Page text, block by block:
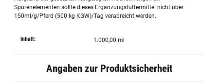
Spurenelementen sollte dieses Ergänzungsfuttermittel nicht über
150ml/g/Pferd (500 kg KGW)/Tag verabreicht werden.
Inhalt: 1.000,00 ml
Angaben zur Produktsicherheit